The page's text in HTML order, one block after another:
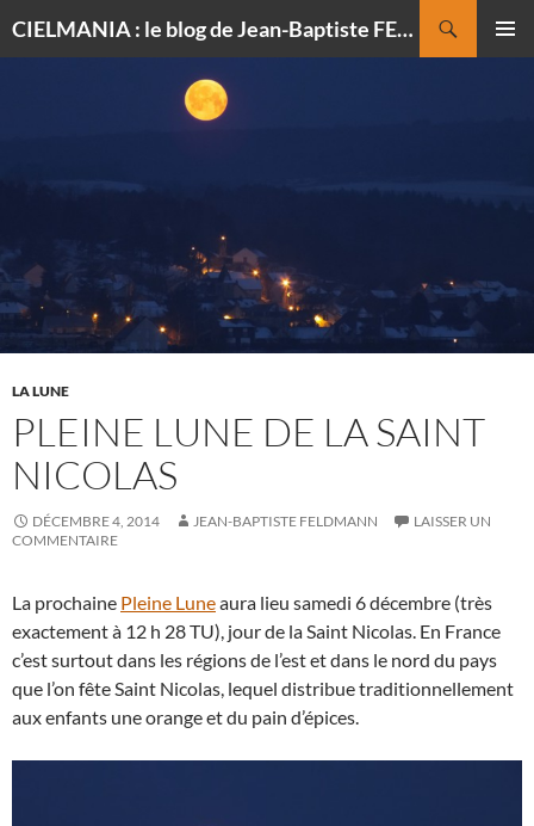
CIELMANIA : le blog de Jean-Baptiste FELDMANN, photographe du ciel
LA LUNE
PLEINE LUNE DE LA SAINT
NICOLAS
DÉCEMBRE 4, 2014 JEAN-BAPTISTE FELDMANN
LAISSER UN
COMMENTAIRE
La prochaine Pleine Luneaura lieu samedi 6 décembre (très
exactement à 12 h 28 TU), jour de la Saint Nicolas. En France
c’est surtout dans les régions de l’est et dans le nord du pays
que l’on fête Saint Nicolas, lequel distribue traditionnellement
aux enfants une orange et du pain d’épices.